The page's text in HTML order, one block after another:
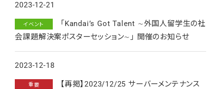
2023-12-21
イベント
「Kandai’s Got Talent ∼外国⼈留学⽣の社
会課題解決案ポスターセッション∼」 開催のお知らせ
2023-12-18
重要
【再掲】2023/12/25 サーバーメンテナンス